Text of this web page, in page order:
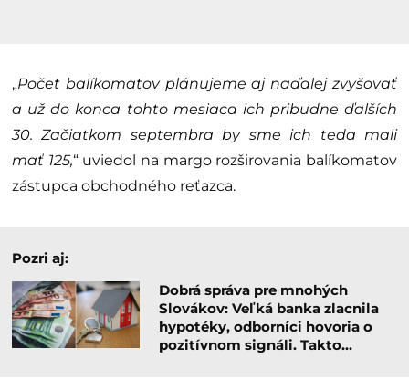
„Počet balíkomatov plánujeme aj naďalej zvyšovať
a už do konca tohto mesiaca ich pribudne ďalších
30. Začiatkom septembra by sme ich teda mali
mať 125,“ uviedol na margo rozširovania balíkomatov
zástupca obchodného reťazca.
Pozri aj:
Dobrá správa pre mnohých
Slovákov: Veľká banka zlacnila
hypotéky, odborníci hovoria o
pozitívnom signáli. Takto…